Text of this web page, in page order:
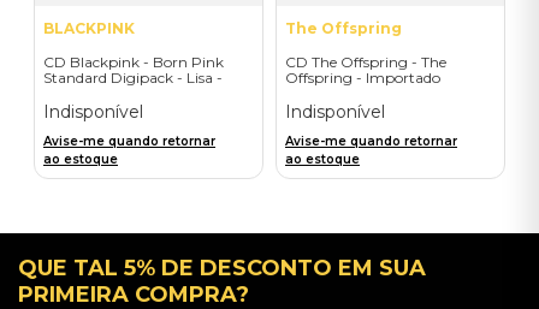
BLACKPINK
CD Blackpink - Born Pink
Standard Digipack - Lisa -
Indisponível
Avise-me quando retornar
ao estoque
The Offspring
CD The Offspring - The
Offspring - Importado
Indisponível
Avise-me quando retornar
ao estoque
QUE TAL 5% DE DESCONTO EM SUA
PRIMEIRA COMPRA?